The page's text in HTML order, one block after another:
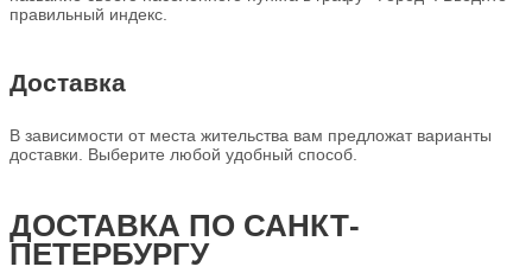
правильный индекс.
Доставка
В зависимости от места жительства вам предложат варианты
доставки. Выберите любой удобный способ.
ДОСТАВКА ПО САНКТ-
ПЕТЕРБУРГУ